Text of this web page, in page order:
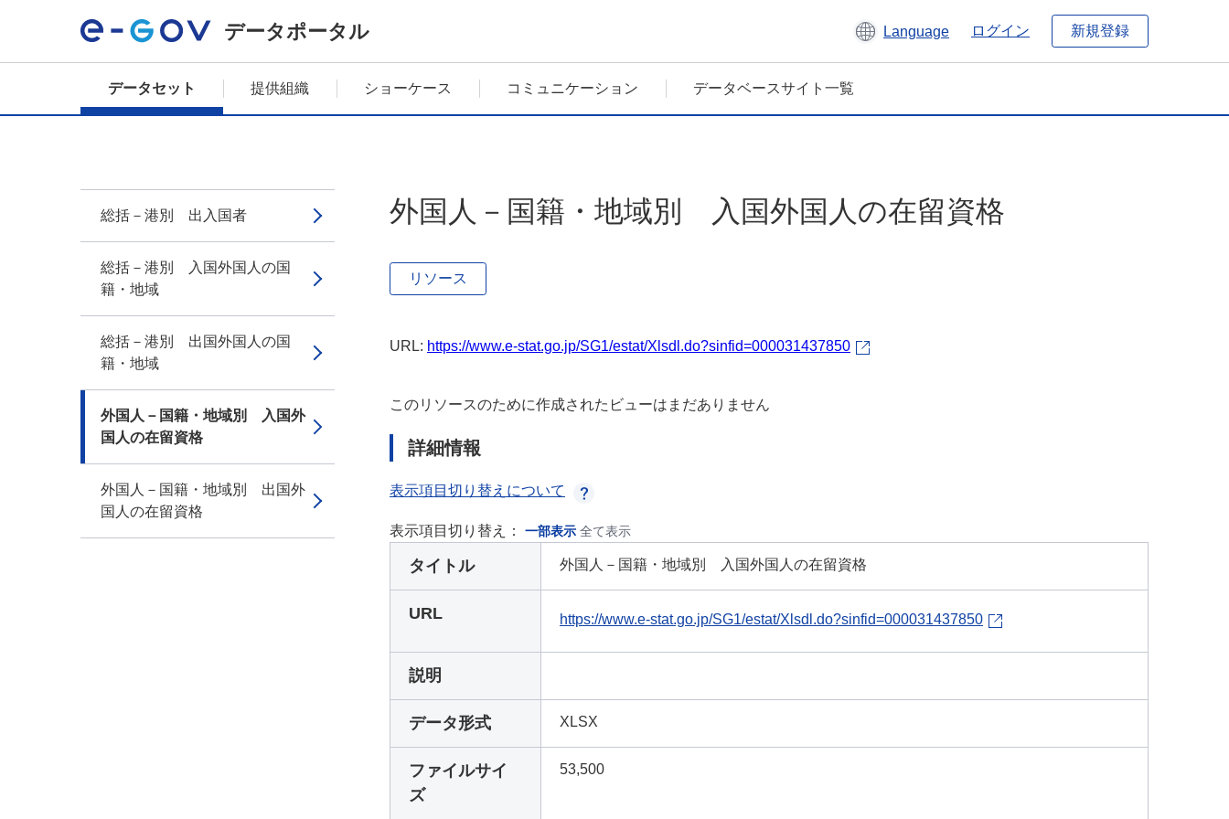
データポータル Language ログイン 新規登録
データセット 提供組織 ショーケース コミュニケーション データベースサイト一覧
総括－港別 出入国者
総括－港別 入国外国人の国
籍・地域
総括－港別 出国外国人の国
籍・地域
外国人－国籍・地域別 入国外
国人の在留資格
外国人－国籍・地域別 出国外
国人の在留資格
外国人－国籍・地域別 入国外国人の在留資格
リソース
URL: https://www.e-stat.go.jp/SG1/estat/Xlsdl.do?sinfid=000031437850
このリソースのために作成されたビューはまだありません
詳細情報
表示項目切り替えについて
表示項目切り替え： 一部表示 全て表示
タイトル 外国人－国籍・地域別 入国外国人の在留資格
URL https://www.e-stat.go.jp/SG1/estat/Xlsdl.do?sinfid=000031437850
説明
データ形式 XLSX
ファイルサイ
ズ
53,500